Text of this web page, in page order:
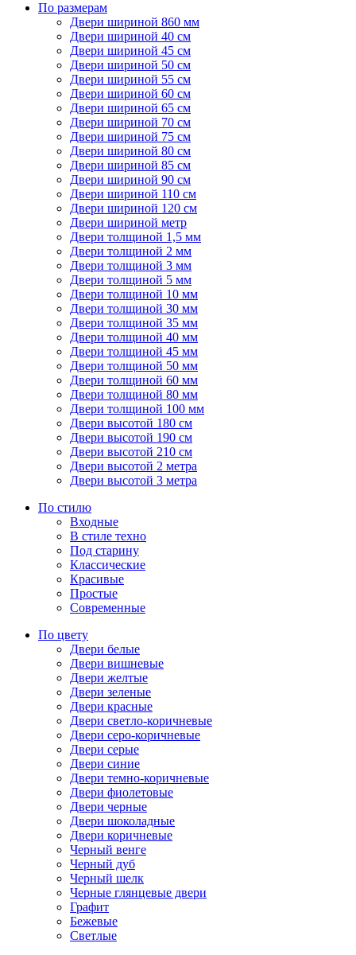
По размерам
Двери шириной 860 мм
Двери шириной 40 см
Двери шириной 45 см
Двери шириной 50 см
Двери шириной 55 см
Двери шириной 60 см
Двери шириной 65 см
Двери шириной 70 см
Двери шириной 75 см
Двери шириной 80 см
Двери шириной 85 см
Двери шириной 90 см
Двери шириной 110 см
Двери шириной 120 см
Двери шириной метр
Двери толщиной 1,5 мм
Двери толщиной 2 мм
Двери толщиной 3 мм
Двери толщиной 5 мм
Двери толщиной 10 мм
Двери толщиной 30 мм
Двери толщиной 35 мм
Двери толщиной 40 мм
Двери толщиной 45 мм
Двери толщиной 50 мм
Двери толщиной 60 мм
Двери толщиной 80 мм
Двери толщиной 100 мм
Двери высотой 180 см
Двери высотой 190 см
Двери высотой 210 см
Двери высотой 2 метра
Двери высотой 3 метра
По стилю
Входные
В стиле техно
Под старину
Классические
Красивые
Простые
Современные
По цвету
Двери белые
Двери вишневые
Двери желтые
Двери зеленые
Двери красные
Двери светло-коричневые
Двери серо-коричневые
Двери серые
Двери синие
Двери темно-коричневые
Двери фиолетовые
Двери черные
Двери шоколадные
Двери коричневые
Черный венге
Черный дуб
Черный шелк
Черные глянцевые двери
Графит
Бежевые
Светлые